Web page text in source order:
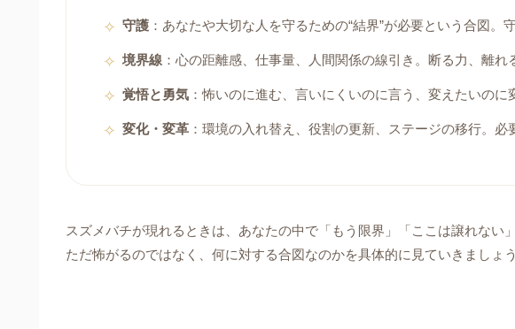
守護 ：あなたや大切な人を守るための“結界”が必要という合図。
境界線 ：心の距離感、仕事量、人間関係の線引き。断る力、離れ
覚悟と勇気 ：怖いのに進む、言いにくいのに言う、変えたいの
変化・変革 ：環境の入れ替え、役割の更新、ステージの移行。必
スズメバチが現れるときは、あなたの中で「もう限界」「ここは譲れな
ただ怖がるのではなく、何に対する合図なのかを具体的に見ていきましょう